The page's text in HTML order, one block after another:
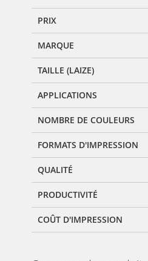
PRIX
MARQUE
TAILLE (LAIZE)
APPLICATIONS
NOMBRE DE COULEURS
FORMATS D'IMPRESSION
QUALITÉ
PRODUCTIVITÉ
COÛT D'IMPRESSION